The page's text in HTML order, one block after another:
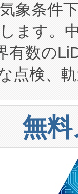
大する
設計・
び知的
リキュ
におけ
げ調整
バイオ
て、自
本にあ
テム（
載プラ
に至る
する事
ンター
をかけ
う課題
ピーク
象条件
ます。
数の
点検、
ルク材
2」を発
メート
えるこ
かな対
無